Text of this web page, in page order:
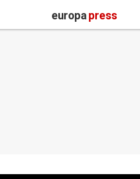
europapress